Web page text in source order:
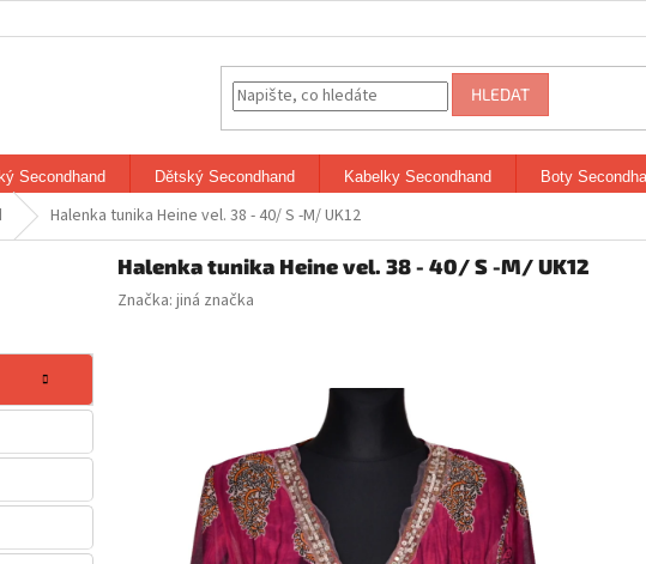
HLEDAT
Secondhand Dětský Secondhand Kabelky Secondhand Boty
Halenka tunika Heine vel. 38 - 40/ S -M/ UK12
Halenka tunika Heine vel. 38 - 40/ S -M/ UK12
Značka: jiná značka